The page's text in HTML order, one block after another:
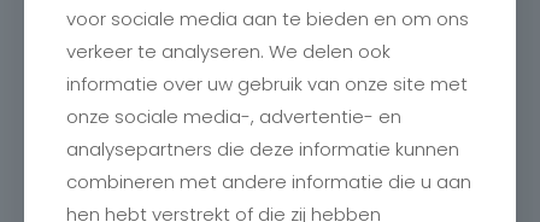
Contact
Charlotte
voor sociale media aan te bieden en om ons
verkeer te analyseren. We delen ook
informatie over uw gebruik van onze site met
onze sociale media-, advertentie- en
analysepartners die deze informatie kunnen
combineren met andere informatie die u aan
hen hebt verstrekt of die zij hebben